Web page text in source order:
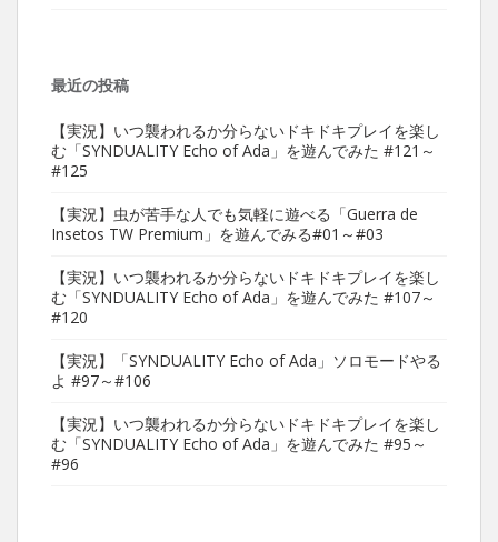
最近の投稿
【実況】いつ襲われるか分らないドキドキプレイを楽し
む「SYNDUALITY Echo of Ada」を遊んでみた #121～
#125
【実況】虫が苦手な人でも気軽に遊べる「Guerra de
Insetos TW Premium」を遊んでみる#01～#03
【実況】いつ襲われるか分らないドキドキプレイを楽し
む「SYNDUALITY Echo of Ada」を遊んでみた #107～
#120
【実況】「SYNDUALITY Echo of Ada」ソロモードやる
よ #97～#106
【実況】いつ襲われるか分らないドキドキプレイを楽し
む「SYNDUALITY Echo of Ada」を遊んでみた #95～
#96